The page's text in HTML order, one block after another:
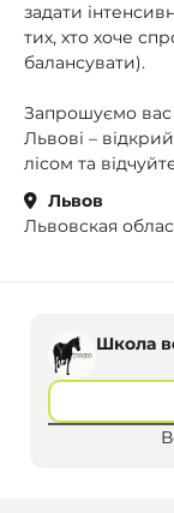
задати
тих, хто хоче
балансувати).
Запрошуємо вас
Львові –
лісом та
Львов
Львовская
Школа